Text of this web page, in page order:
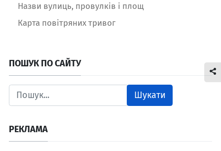
Назви вулиць, провулків і площ
Карта повітряних тривог
ПОШУК ПО САЙТУ
Шукати
РЕКЛАМА